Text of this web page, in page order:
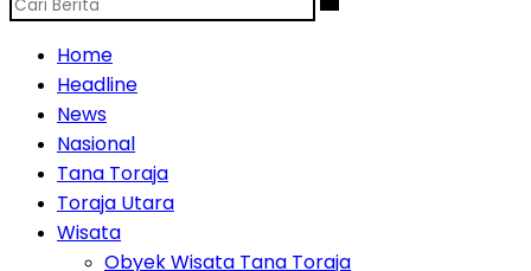
Home
Headline
News
Nasional
Tana Toraja
Toraja Utara
Wisata
Obyek Wisata Tana Toraja